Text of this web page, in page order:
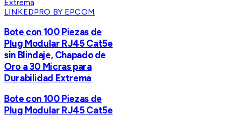
LINKEDPRO BY EPCOM
Bote con 100 Piezas de
Plug Modular RJ45 Cat5e
sin Blindaje, Chapado de
Oro a 30 Micras para
Durabilidad Extrema
Bote con 100 Piezas de
Plug Modular RJ45 Cat5e